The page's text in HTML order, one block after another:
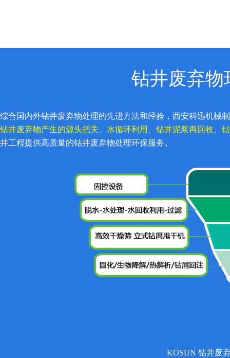
钻井废弃物
综合国内外钻井废弃物处理的先进方法和经验，西安科迅机械
钻井废弃物产生的源头把关、水循环利用、钻井泥浆再回收、
井工程提供高质量的钻井废弃物处理环保服务。
KOSUN 钻井废